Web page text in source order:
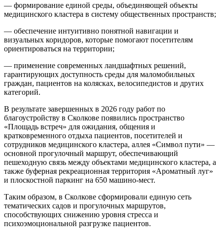
— формирование единой среды, объединяющей объекты
медицинского кластера в систему общественных пространств;
— обеспечение интуитивно понятной навигации и
визуальных коридоров, которые помогают посетителям
ориентироваться на территории;
— применение современных ландшафтных решений,
гарантирующих доступность среды для маломобильных
граждан, пациентов на колясках, велосипедистов и других
категорий.
В результате завершенных в 2026 году работ по
благоустройству в Сколкове появились пространство
«Площадь встреч» для ожидания, общения и
кратковременного отдыха пациентов, посетителей и
сотрудников медицинского кластера, аллея «Символ пути» —
основной прогулочный маршрут, обеспечивающий
пешеходную связь между объектами медицинского кластера, а
также буферная рекреационная территория «Ароматный луг»
и плоскостной паркинг на 650 машино-мест.
Таким образом, в Сколкове сформировали единую сеть
тематических садов и прогулочных маршрутов,
способствующих снижению уровня стресса и
психоэмоциональной разгрузке пациентов.